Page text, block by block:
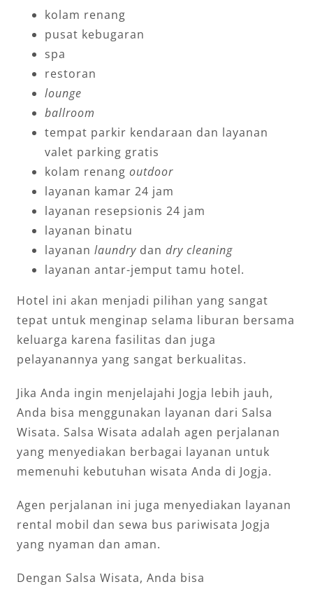
kolam renang
pusat kebugaran
spa
restoran
lounge
ballroom
tempat parkir kendaraan dan layanan
valet parking gratis
kolam renang outdoor
layanan kamar 24 jam
layanan resepsionis 24 jam
layanan binatu
layanan laundrydan dry cleaning
layanan antar-jemput tamu hotel.
Hotel ini akan menjadi pilihan yang sangat
tepat untuk menginap selama liburan bersama
keluarga karena fasilitas dan juga
pelayanannya yang sangat berkualitas.
Jika Anda ingin menjelajahi Jogja lebih jauh,
Anda bisa menggunakan layanan dari Salsa
Wisata. Salsa Wisata adalah agen perjalanan
yang menyediakan berbagai layanan untuk
memenuhi kebutuhan wisata Anda di Jogja.
Agen perjalanan ini juga menyediakan layanan
rental mobil dan sewa bus pariwisata Jogja
yang nyaman dan aman.
Dengan Salsa Wisata, Anda bisa